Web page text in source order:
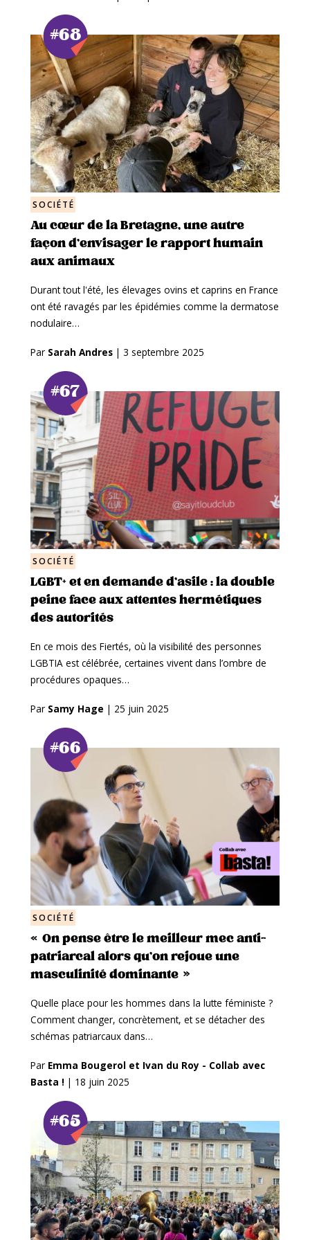
#68
SOCIÉTÉ
Au cœur de la Bretagne, une autre
façon d’envisager le rapport humain
aux animaux
Durant tout l'été, les élevages ovins et caprins en France
ont été ravagés par les épidémies comme la dermatose
nodulaire…
Par Sarah Andres | 3 septembre 2025
#67
SOCIÉTÉ
LGBT+ et en demande d’asile : la double
peine face aux attentes hermétiques
des autorités
En ce mois des Fiertés, où la visibilité des personnes
LGBTIA est célébrée, certaines vivent dans l’ombre de
procédures opaques…
Par Samy Hage | 25 juin 2025
#66
SOCIÉTÉ
« On pense être le meilleur mec anti-
patriarcal alors qu’on rejoue une
masculinité dominante »
Quelle place pour les hommes dans la lutte féministe ?
Comment changer, concrètement, et se détacher des
schémas patriarcaux dans…
Par Emma Bougerol et Ivan du Roy - Collab avec
Basta ! | 18 juin 2025
#65